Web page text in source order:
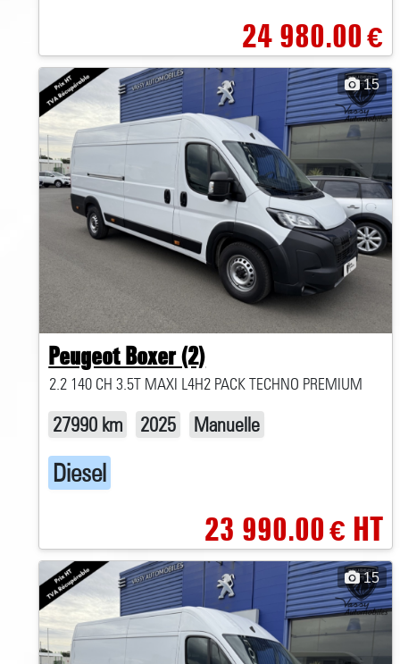
24 980.00€
15
Peugeot Boxer (2)
2.2 140 CH 3.5T MAXI L4H2 PACK TECHNO PREMIUM
27990 km 2025 Manuelle
Diesel
23 990.00€HT
15